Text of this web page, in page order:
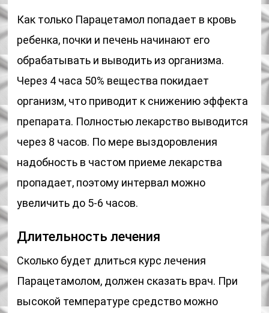
Как только Парацетамол попадает в кровь
ребенка, почки и печень начинают его
обрабатывать и выводить из организма.
Через 4 часа 50% вещества покидает
организм, что приводит к снижению эффекта
препарата. Полностью лекарство выводится
через 8 часов. По мере выздоровления
надобность в частом приеме лекарства
пропадает, поэтому интервал можно
увеличить до 5-6 часов.
Длительность лечения
Сколько будет длиться курс лечения
Парацетамолом, должен сказать врач. При
высокой температуре средство можно